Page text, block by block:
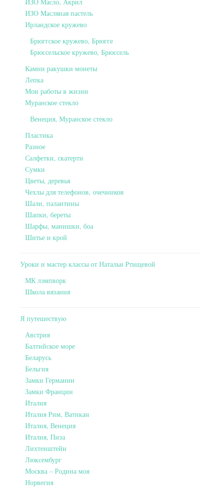
ИЗО Масляная пастель
Ирландское кружево
Брюггское кружево, Брюгге
Брюссельское кружево, Брюссель
Камни ракушки монеты
Лепка
Мои работы в жизни
Муранское стекло
Венеция, Муранское стекло
Пластика
Разное
Салфетки, скатерти
Сумки
Цветы, деревья
Чехлы для телефонов, очечников
Шали, палантины
Шапки, береты
Шарфы, манишки, боа
Шитье и крой
Уроки и мастер классы от Натальи Ртищевой
МК лэмпворк
Школа вязания
Я путешествую
Австрия
Балтийское море
Беларусь
Бельгия
Замки Германии
Замки Франции
Италия
Италия Рим, Ватикан
Италия, Венеция
Италия, Пиза
Лихтенштейн
Люксембург
Москва – Родина моя
Норвегия